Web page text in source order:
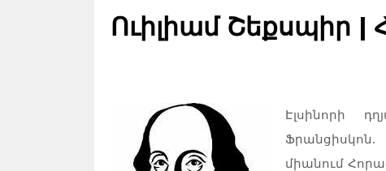
Ուիլիամ Շեքսպիր
Էլսինորի
միանում